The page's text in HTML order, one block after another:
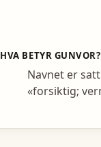
HVA BETYR GUNVOR?
Navnet er
«forsiktig;